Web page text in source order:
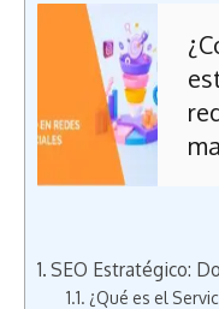
SEO Estratégico:
¿Qué es el